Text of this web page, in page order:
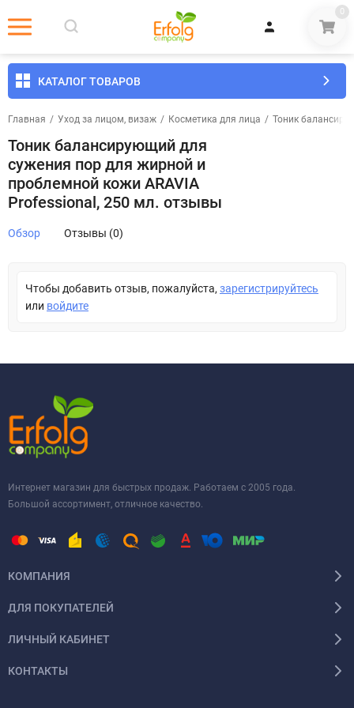
0
КАТАЛОГ ТОВАРОВ
Главная / Уход за лицом, визаж / Косметика для лица / Тоник
Тоник балансирующий для
сужения пор для жирной и
проблемной кожи ARAVIA
Professional, 250 мл. отзывы
Обзор Отзывы (0)
Чтобы добавить отзыв, пожалуйста, зарегистрируйтесь
или войдите
Интернет магазин для быстрых продаж. Работаем с 2005 года.
Большой ассортимент, отличное качество.
КОМПАНИЯ
ДЛЯ ПОКУПАТЕЛЕЙ
ЛИЧНЫЙ КАБИНЕТ
КОНТАКТЫ